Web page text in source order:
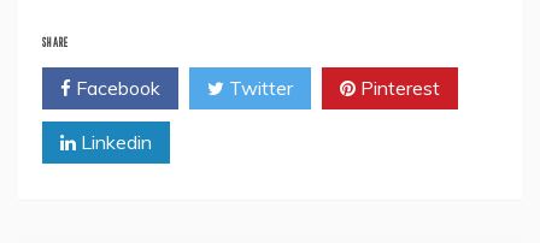
SHARE
Facebook Twitter Pinterest
Linkedin